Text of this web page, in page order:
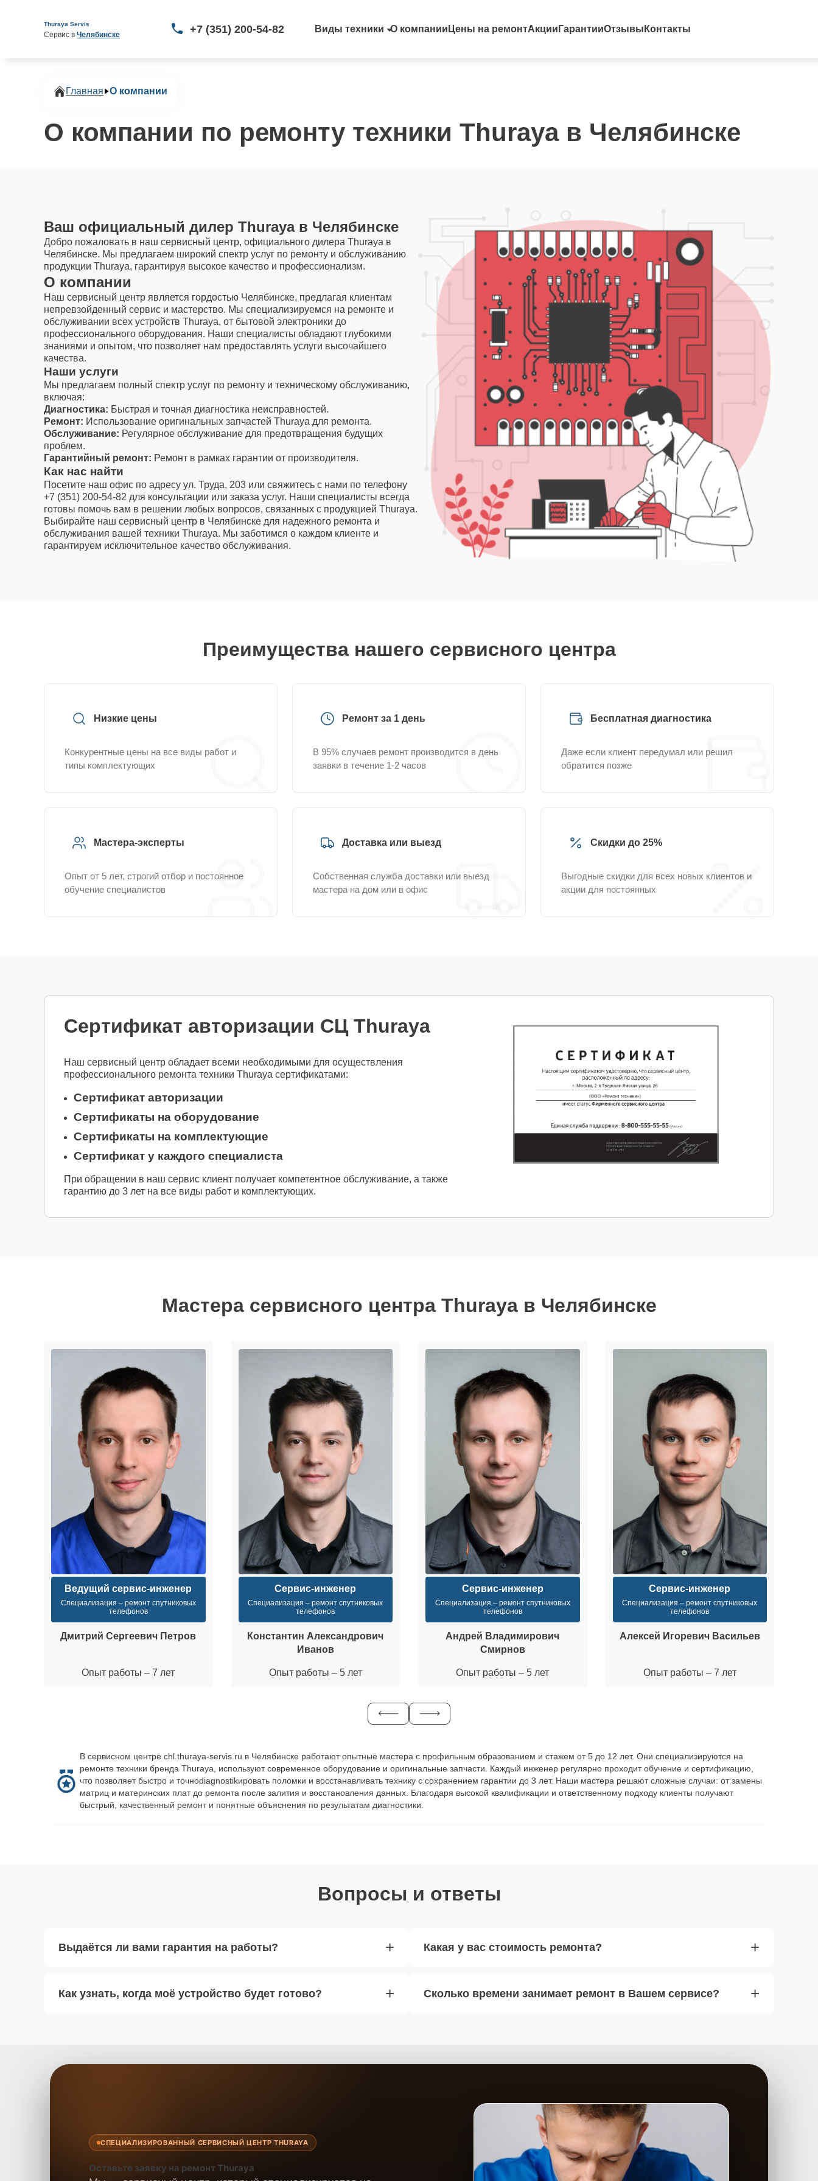
Thuraya Servis
Сервис в Челябинске +7 (351) 200-54-82 Виды техники О компании Цены на ремонтАкции ГарантииОтзывы Контакты
Главная О компании
О компании по ремонту техники Thuraya в Челябинске
Ваш официальный дилер Thuraya в Челябинске
Добро пожаловать в наш сервисный центр, официального дилера Thuraya в
Челябинске. Мы предлагаем широкий спектр услуг по ремонту и обслуживанию
продукции Thuraya, гарантируя высокое качество и профессионализм.
О компании
Наш сервисный центр является гордостью Челябинске, предлагая клиентам
непревзойденный сервис и мастерство. Мы специализируемся на ремонте и
обслуживании всех устройств Thuraya, от бытовой электроники до
профессионального оборудования. Наши специалисты обладают глубокими
знаниями и опытом, что позволяет нам предоставлять услуги высочайшего
качества.
Наши услуги
Мы предлагаем полный спектр услуг по ремонту и техническому обслуживанию,
включая:
Диагностика: Быстрая и точная диагностика неисправностей.
Ремонт: Использование оригинальных запчастей Thuraya для ремонта.
Обслуживание: Регулярное обслуживание для предотвращения будущих
проблем.
Гарантийный ремонт: Ремонт в рамках гарантии от производителя.
Как нас найти
Посетите наш офис по адресу ул. Труда, 203 или свяжитесь с нами по телефону
+7 (351) 200-54-82 для консультации или заказа услуг. Наши специалисты всегда
готовы помочь вам в решении любых вопросов, связанных с продукцией Thuraya.
Выбирайте наш сервисный центр в Челябинске для надежного ремонта и
обслуживания вашей техники Thuraya. Мы заботимся о каждом клиенте и
гарантируем исключительное качество обслуживания.
Преимущества нашего сервисного центра
Низкие цены
Конкурентные цены на все виды работ и
типы комплектующих
Ремонт за 1 день
В 95% случаев ремонт производится в день
заявки в течение 1-2 часов
Бесплатная диагностика
Даже если клиент передумал или решил
обратится позже
Мастера-эксперты
Опыт от 5 лет, строгий отбор и постоянное
обучение специалистов
Доставка или выезд
Собственная служба доставки или выезд
мастера на дом или в офис
Скидки до 25%
Выгодные скидки для всех новых клиентов и
акции для постоянных
Сертификат авторизации СЦ Thuraya
Наш сервисный центр обладает всеми необходимыми для осуществления
профессионального ремонта техники Thuraya сертификатами:
Сертификат авторизации
Сертификаты на оборудование
Сертификаты на комплектующие
Сертификат у каждого специалиста
При обращении в наш сервис клиент получает компетентное обслуживание, а также
гарантию до 3 лет на все виды работ и комплектующих.
Мастера сервисного центра Thuraya в Челябинске
Ведущий сервис-инженер
Специализация – ремонт спутниковых
телефонов
Дмитрий Сергеевич Петров
Опыт работы – 7 лет
Сервис-инженер
Специализация – ремонт спутниковых
телефонов
Константин Александрович
Иванов
Опыт работы – 5 лет
Сервис-инженер
Специализация – ремонт спутниковых
телефонов
Андрей Владимирович
Смирнов
Опыт работы – 5 лет
Сервис-инженер
Специализация – ремонт спутниковых
телефонов
Алексей Игоревич Васильев
Опыт работы – 7 лет
В сервисном центре chl.thuraya-servis.ru в Челябинске работают опытные мастера с профильным образованием и стажем от 5 до 12 лет. Они специализируются на
ремонте техники бренда Thuraya, используют современное оборудование и оригинальные запчасти. Каждый инженер регулярно проходит обучение и сертификацию,
что позволяет быстро и точноdiagnostikировать поломки и восстанавливать технику с сохранением гарантии до 3 лет. Наши мастера решают сложные случаи: от замены
матриц и материнских плат до ремонта после залития и восстановления данных. Благодаря высокой квалификации и ответственному подходу клиенты получают
быстрый, качественный ремонт и понятные объяснения по результатам диагностики.
Вопросы и ответы
Выдаётся ли вами гарантия на работы? +
Как узнать, когда моё устройство будет готово? +
Какая у вас стоимость ремонта? +
Сколько времени занимает ремонт в Вашем сервисе? +
СПЕЦИАЛИЗИРОВАННЫЙ СЕРВИСНЫЙ ЦЕНТР THURAYA
Оставьте заявку на ремонт Thuraya